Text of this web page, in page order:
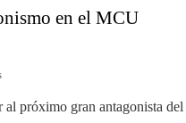
en el MCU
al próximo gran antagonista del